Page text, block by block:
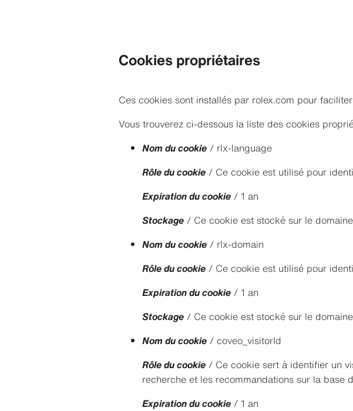
Cookies propriétaires
Ces cookies sont installés par rolex.com pour
Vous trouverez ci-dessous la liste des cookies
Nom du cookie / rlx-language
Rôle du cookie / Ce cookie est utilisé pour
Expiration du cookie / 1 an
Stockage / Ce cookie est stocké sur le
Nom du cookie / rlx-domain
Rôle du cookie / Ce cookie est utilisé pour
Expiration du cookie / 1 an
Stockage / Ce cookie est stocké sur le
Nom du cookie / coveo_visitorId
Rôle du cookie / Ce cookie sert à identifier un
recherche et les recommandations sur la base
Expiration du cookie / 1 an